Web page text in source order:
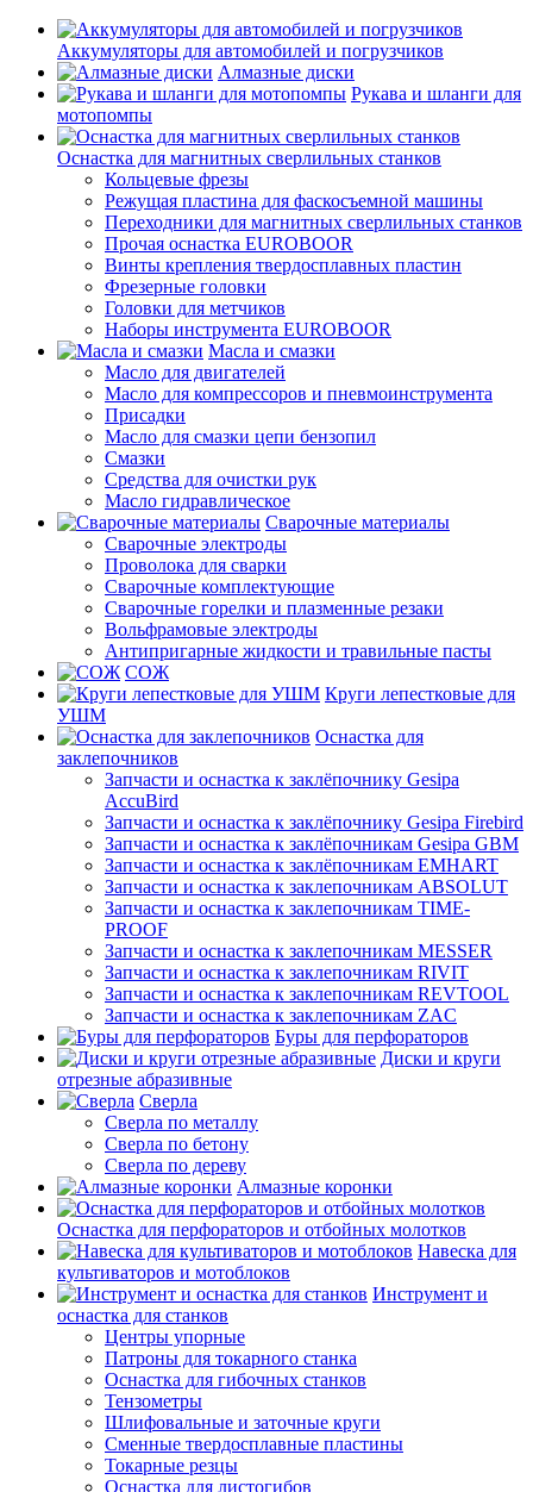
Аккумуляторы для автомобилей и погрузчиков
Алмазные диски
Рукава и шланги для
мотопомпы
Оснастка для магнитных сверлильных станков
Кольцевые фрезы
Режущая пластина для фаскосъемной машины
Переходники для магнитных сверлильных станков
Прочая оснастка EUROBOOR
Винты крепления твердосплавных пластин
Фрезерные головки
Головки для метчиков
Наборы инструмента EUROBOOR
Масла и смазки
Масло для двигателей
Масло для компрессоров и пневмоинструмента
Присадки
Масло для смазки цепи бензопил
Смазки
Средства для очистки рук
Масло гидравлическое
Сварочные материалы
Сварочные электроды
Проволока для сварки
Сварочные комплектующие
Сварочные горелки и плазменные резаки
Вольфрамовые электроды
Антипригарные жидкости и травильные пасты
СОЖ
Круги лепестковые для
УШМ
Оснастка для
заклепочников
Запчасти и оснастка к заклёпочнику Gesipa
AccuBird
Запчасти и оснастка к заклёпочнику Gesipa Firebird
Запчасти и оснастка к заклёпочникам Gesipa GBM
Запчасти и оснастка к заклёпочникам EMHART
Запчасти и оснастка к заклепочникам ABSOLUT
Запчасти и оснастка к заклепочникам TIME-
PROOF
Запчасти и оснастка к заклепочникам MESSER
Запчасти и оснастка к заклепочникам RIVIT
Запчасти и оснастка к заклепочникам REVTOOL
Запчасти и оснастка к заклепочникам ZAC
Буры для перфораторов
Диски и круги
отрезные абразивные
Сверла
Сверла по металлу
Сверла по бетону
Сверла по дереву
Алмазные коронки
Оснастка для перфораторов и отбойных молотков
Навеска для
культиваторов и мотоблоков
Инструмент и
оснастка для станков
Центры упорные
Патроны для токарного станка
Оснастка для гибочных станков
Тензометры
Шлифовальные и заточные круги
Сменные твердосплавные пластины
Токарные резцы
Оснастка для листогибов